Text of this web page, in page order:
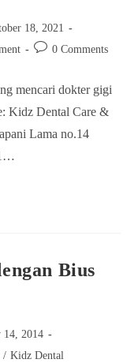
18, 2021
0 Comments
mencari dokter gigi
Kidz Dental Care &
Lama no.14
Bius
14, 2014
/ Kidz Dental